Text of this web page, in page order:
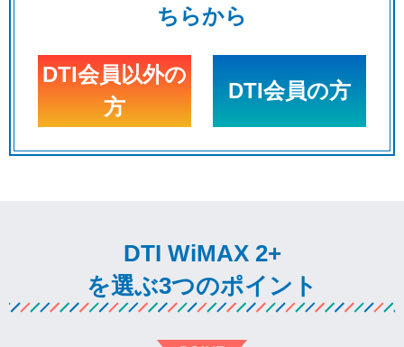
ちらから
DTI会員以外の
方
DTI会員の方
DTI WiMAX 2+
を選ぶ3つのポイント